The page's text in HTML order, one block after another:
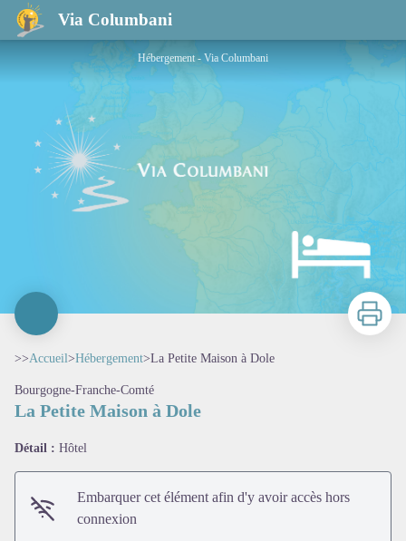
Via Columbani
La Petite Maison à Dole
Hébergement - Via Columbani
Imprimer
>>Accueil>Hébergement>La Petite Maison à Dole
Bourgogne-Franche-Comté
La Petite Maison à Dole
Détail : Hôtel
Embarquer cet élément afin d'y avoir accès hors
connexion